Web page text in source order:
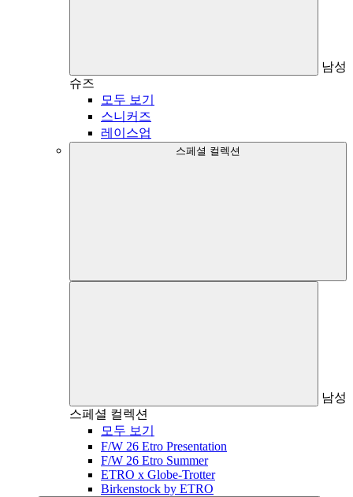
남성
슈즈
모두 보기
스니커즈
레이스업
스페셜 컬렉션
남성
스페셜 컬렉션
모두 보기
F/W 26 Etro Presentation
F/W 26 Etro Summer
ETRO x Globe-Trotter
Birkenstock by ETRO